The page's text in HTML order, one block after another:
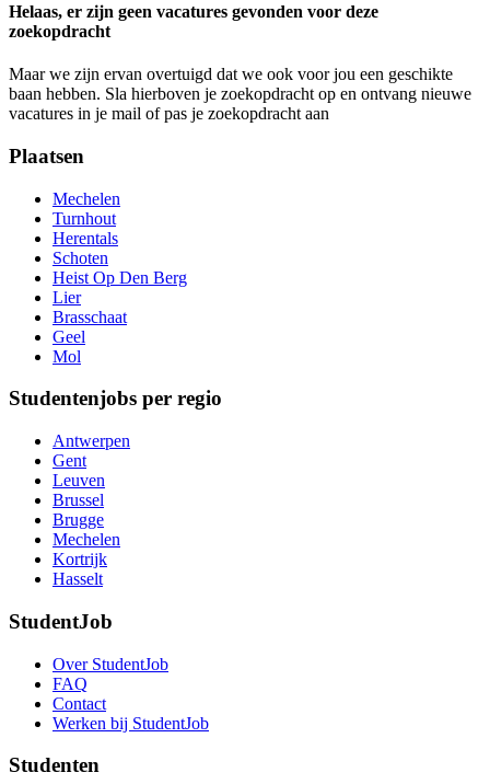
Helaas, er zijn geen vacatures gevonden voor deze
zoekopdracht
Maar we zijn ervan overtuigd dat we ook voor jou een geschikte
baan hebben. Sla hierboven je zoekopdracht op en ontvang nieuwe
vacatures in je mail of pas je zoekopdracht aan
Plaatsen
Mechelen
Turnhout
Herentals
Schoten
Heist Op Den Berg
Lier
Brasschaat
Geel
Mol
Studentenjobs per regio
Antwerpen
Gent
Leuven
Brussel
Brugge
Mechelen
Kortrijk
Hasselt
StudentJob
Over StudentJob
FAQ
Contact
Werken bij StudentJob
Studenten